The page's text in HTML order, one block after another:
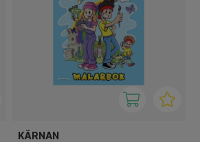
KÄRNAN